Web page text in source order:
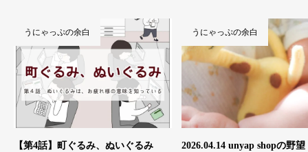
【第4話】町ぐるみ、ぬいぐるみ
うにゃっぷの余白
2026.04.14 unyap shopの野望
うにゃっぷの余白